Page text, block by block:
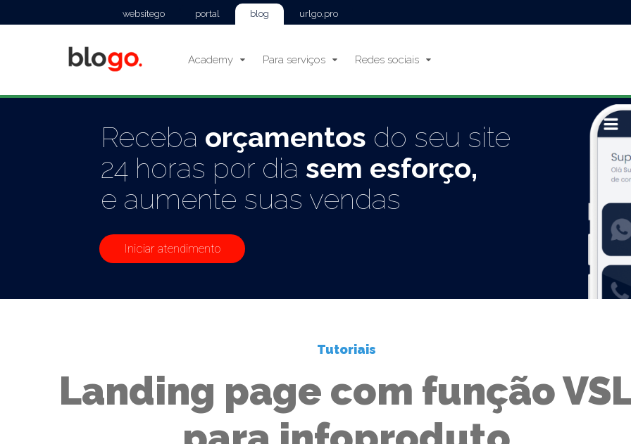
websitego portal blog urlgo.pro
Academy Para serviços Redes sociais
Receba orçamentos do seu site
24 horas por dia sem esforço,
e aumente suas vendas
Iniciar atendimento
Tutoriais
Landing page com função